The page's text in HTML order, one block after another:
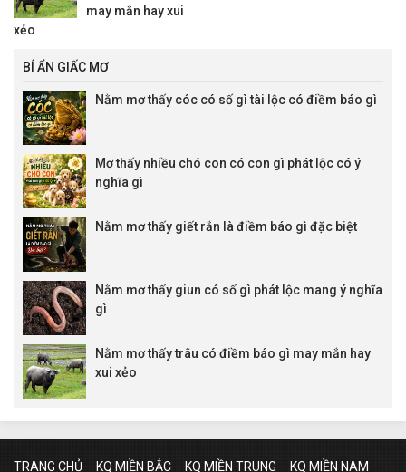
may mắn hay xui
xẻo
BÍ ẨN GIẤC MƠ
Nằm mơ thấy cóc có số gì tài lộc có điềm báo gì
Mơ thấy nhiều chó con có con gì phát lộc có ý
nghĩa gì
Nằm mơ thấy giết rắn là điềm báo gì đặc biệt
Nằm mơ thấy giun có số gì phát lộc mang ý nghĩa
gì
Nằm mơ thấy trâu có điềm báo gì may mắn hay
xui xẻo
TRANG CHỦ KQ MIỀN BẮC KQ MIỀN TRUNG KQ MIỀN NAM